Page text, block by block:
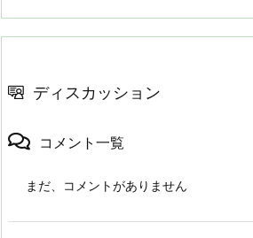
ディスカッション
コメント一覧
まだ、コメントがありません